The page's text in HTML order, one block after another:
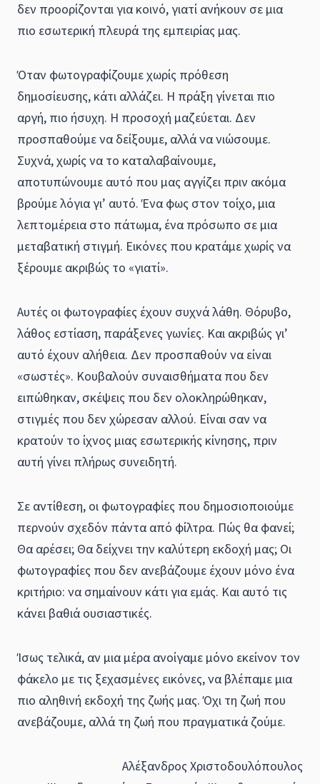
δεν προορίζονται για κοινό, γιατί ανήκουν σε μια
πιο εσωτερική πλευρά της εμπειρίας μας.
Όταν φωτογραφίζουμε χωρίς πρόθεση
δημοσίευσης, κάτι αλλάζει. Η πράξη γίνεται πιο
αργή, πιο ήσυχη. Η προσοχή μαζεύεται. Δεν
προσπαθούμε να δείξουμε, αλλά να νιώσουμε.
Συχνά, χωρίς να το καταλαβαίνουμε,
αποτυπώνουμε αυτό που μας αγγίζει πριν ακόμα
βρούμε λόγια γι’ αυτό. Ένα φως στον τοίχο, μια
λεπτομέρεια στο πάτωμα, ένα πρόσωπο σε μια
μεταβατική στιγμή. Εικόνες που κρατάμε χωρίς να
ξέρουμε ακριβώς το «γιατί».
Αυτές οι φωτογραφίες έχουν συχνά λάθη. Θόρυβο,
λάθος εστίαση, παράξενες γωνίες. Και ακριβώς γι’
αυτό έχουν αλήθεια. Δεν προσπαθούν να είναι
«σωστές». Κουβαλούν συναισθήματα που δεν
ειπώθηκαν, σκέψεις που δεν ολοκληρώθηκαν,
στιγμές που δεν χώρεσαν αλλού. Είναι σαν να
κρατούν το ίχνος μιας εσωτερικής κίνησης, πριν
αυτή γίνει πλήρως συνειδητή.
Σε αντίθεση, οι φωτογραφίες που δημοσιοποιούμε
περνούν σχεδόν πάντα από φίλτρα. Πώς θα φανεί;
Θα αρέσει; Θα δείχνει την καλύτερη εκδοχή μας; Οι
φωτογραφίες που δεν ανεβάζουμε έχουν μόνο ένα
κριτήριο: να σημαίνουν κάτι για εμάς. Και αυτό τις
κάνει βαθιά ουσιαστικές.
Ίσως τελικά, αν μια μέρα ανοίγαμε μόνο εκείνον τον
φάκελο με τις ξεχασμένες εικόνες, να βλέπαμε μια
πιο αληθινή εκδοχή της ζωής μας. Όχι τη ζωή που
ανεβάζουμε, αλλά τη ζωή που πραγματικά ζούμε.
Αλέξανδρος Χριστοδουλόπουλος